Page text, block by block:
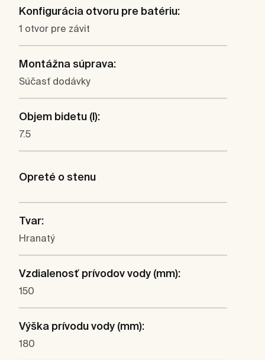
Konfigurácia otvoru pre batériu:
1 otvor pre závit
Montážna súprava:
Súčasť dodávky
Objem bidetu (l):
7.5
Opreté o stenu
Tvar:
Hranatý
Vzdialenosť prívodov vody (mm):
150
Výška prívodu vody (mm):
180